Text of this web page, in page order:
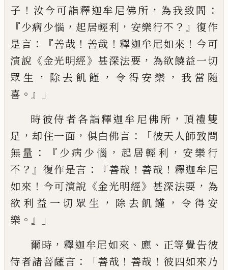
子 ！ 汝今可詣釋迦牟尼佛所 ， 為我致問 ：
『少病少惱 ， 起居輕利 ， 安樂行不 ？』復作
是言 ：『善哉 ！ 善哉 ！釋迦牟尼如來 ！ 今可
演說 《金光明經》 甚深法要 ， 為欲饒益一切
眾生 ， 除去飢饉 ， 令得 安樂 ， 我當隨
喜 。』」
時彼侍者各詣釋迦牟尼佛所 ， 頂禮雙
足 ，却住一面 ， 俱白佛言 ：「彼天人師致問
無量 ：『 少病少惱 ， 起居輕利 ， 安樂行
不 ？』 復作是言 ：『善哉 ！ 善哉 ！ 釋迦牟尼
如來 ！ 今可演說 《金光明經》 甚深法要 ， 為
欲利益一 切眾生 ， 除去飢饉 ， 令得安
樂 。』」
爾時 ，釋迦牟尼如來 、 應 、 正等覺告彼
侍者諸菩薩言 ：「善哉 ！ 善哉 ！ 彼四如來乃